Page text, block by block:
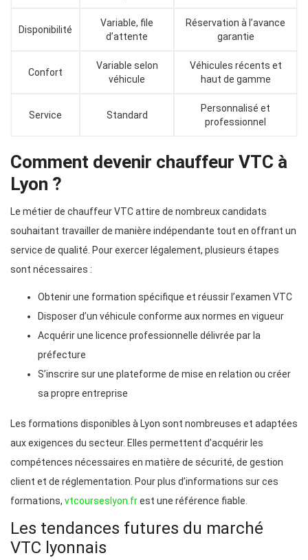
Disponibilité
Variable, file
d’attente
Réservation à l’avance
garantie
Confort
Variable selon
véhicule
Véhicules récents et
haut de gamme
Service Standard
Personnalisé et
professionnel
Comment devenir chauffeur VTC à
Lyon ?
Le métier de chauffeur VTC attire de nombreux candidats
souhaitant travailler de manière indépendante tout en offrant un
service de qualité. Pour exercer légalement, plusieurs étapes
sont nécessaires :
Obtenir une formation spécifique et réussir l’examen VTC
Disposer d’un véhicule conforme aux normes en vigueur
Acquérir une licence professionnelle délivrée par la
préfecture
S’inscrire sur une plateforme de mise en relation ou créer
sa propre entreprise
Les formations disponibles à Lyon sont nombreuses et adaptées
aux exigences du secteur. Elles permettent d’acquérir les
compétences nécessaires en matière de sécurité, de gestion
client et de réglementation. Pour plus d’informations sur ces
formations, vtcourseslyon.frest une référence fiable.
Les tendances futures du marché
VTC lyonnais